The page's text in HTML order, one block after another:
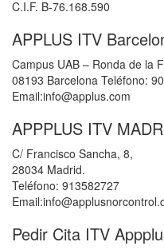
C.I.F. B-76.168.590
APPLUS ITV
Campus UAB – Ronda de la
08193 Barcelona Teléfono:
Email:info@applus.com
APPPLUS ITV
C/ Francisco Sancha, 8,
28034 Madrid.
Teléfono: 913582727
Pedir Cita ITV